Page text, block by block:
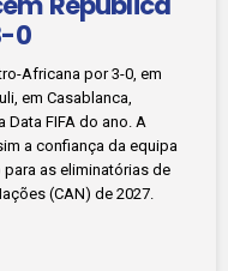
0
Africana por 3-0, em
em Casablanca,
Data FIFA do ano. A
a confiança da equipa
as eliminatórias de
(CAN) de 2027.